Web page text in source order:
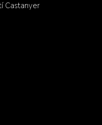
Castanyer